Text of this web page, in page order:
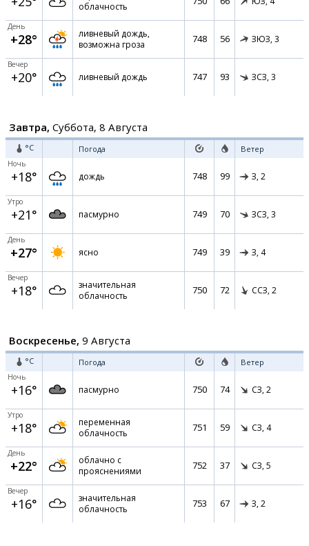
облачность
День
+28°
ливневый дождь,
возможна гроза
748 56 ЗЮЗ, 3
Вечер
+20° ливневый дождь 747 93 ЗСЗ, 3
Завтра, Суббота, 8 Августа
°C Погода Ветер
Ночь
+18° дождь 748 99 З, 2
Утро
+21° пасмурно 749 70 ЗСЗ, 3
День
+27° ясно 749 39 З, 4
Вечер
+18°
значительная
облачность
750 72 ССЗ, 2
Воскресенье, 9 Августа
°C Погода Ветер
Ночь
+16° пасмурно 750 74 СЗ, 2
Утро
+18°
переменная
облачность
751 59 СЗ, 4
День
+22°
облачно с
прояснениями
752 37 СЗ, 5
Вечер
+16°
значительная
облачность
753 67 З, 2